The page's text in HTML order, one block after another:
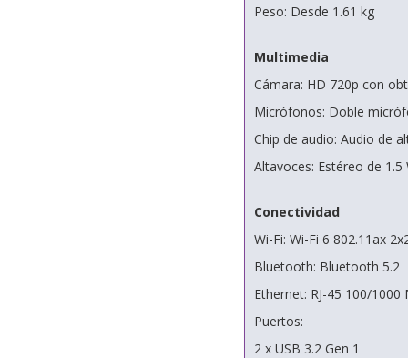
Peso: Desde 1.61 kg
Multimedia
Cámara: HD 720p con
Micrófonos: Doble
Chip de audio: Audio de
Altavoces: Estéreo de 1.5
Conectividad
Wi-Fi: Wi-Fi 6 802.11ax
Bluetooth: Bluetooth 5.2
Ethernet: RJ-45 100/1000
Puertos:
2 x USB 3.2 Gen 1